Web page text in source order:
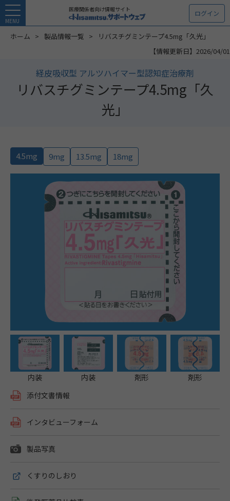
MENU
医療関係者向け情報サイト ログイン
ホーム 製品情報一覧
リバスチグミンテープ4.5mg「久光」
【情報更新日】2026/04/01
経皮吸収型 アルツハイマー型認知症治療剤
リバスチグミンテープ4.5mg「久
光」
4.5mg 9mg 13.5mg 18mg
内装 内装 剤形 剤形
添付文書情報
インタビューフォーム
製品写真
くすりのしおり